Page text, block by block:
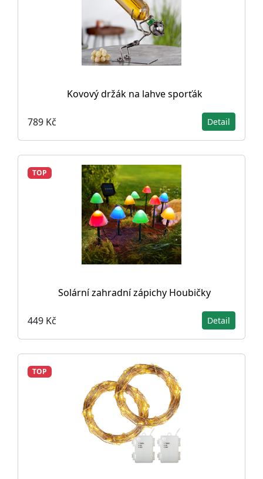
Kovový držák na lahve sporťák
789 Kč Detail
TOP
Solární zahradní zápichy Houbičky
449 Kč Detail
TOP